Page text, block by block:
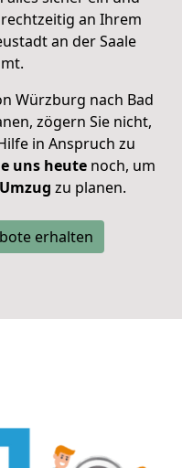
an Ihrem
an der Saale
Würzburg nach Bad
zögern Sie nicht,
in Anspruch zu
uns heutenoch, um
zu planen.
erhalten